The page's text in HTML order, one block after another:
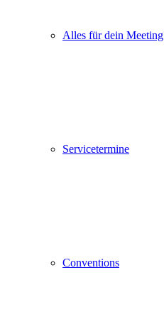
Alles für dein Meeting
Servicetermine
Conventions